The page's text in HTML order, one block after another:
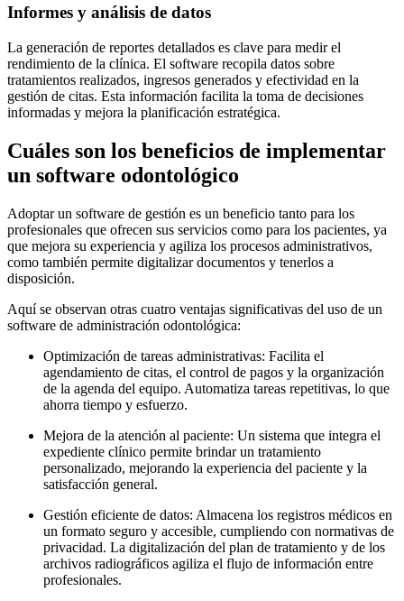
Informes y análisis de datos
La generación de reportes detallados es clave para medir el
rendimiento de la clínica. El software recopila datos sobre
tratamientos realizados, ingresos generados y efectividad en la
gestión de citas. Esta información facilita la toma de decisiones
informadas y mejora la planificación estratégica.
Cuáles son los beneficios de implementar
un software odontológico
Adoptar un software de gestión es un beneficio tanto para los
profesionales que ofrecen sus servicios como para los pacientes, ya
que mejora su experiencia y agiliza los procesos administrativos,
como también permite digitalizar documentos y tenerlos a
disposición.
Aquí se observan otras cuatro ventajas significativas del uso de un
software de administración odontológica:
Optimización de tareas administrativas: Facilita el
agendamiento de citas, el control de pagos y la organización
de la agenda del equipo. Automatiza tareas repetitivas, lo que
ahorra tiempo y esfuerzo.
Mejora de la atención al paciente: Un sistema que integra el
expediente clínico permite brindar un tratamiento
personalizado, mejorando la experiencia del paciente y la
satisfacción general.
Gestión eficiente de datos: Almacena los registros médicos en
un formato seguro y accesible, cumpliendo con normativas de
privacidad. La digitalización del plan de tratamiento y de los
archivos radiográficos agiliza el flujo de información entre
profesionales.